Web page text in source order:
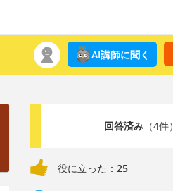
AI講師に聞く
回答済み（4件）
役に立った： 25